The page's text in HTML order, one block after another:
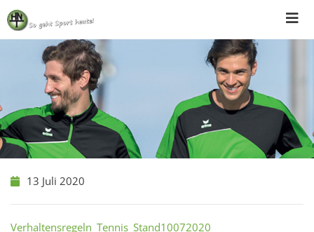
Skip
to
content
13 Juli 2020
Verhaltensregeln_Tennis_Stand10072020